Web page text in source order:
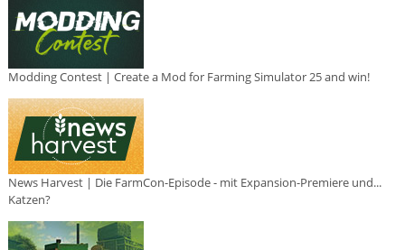
Modding Contest | Create a Mod for Farming Simulator 25 and win!
News Harvest | Die FarmCon-Episode - mit Expansion-Premiere und...
Katzen?